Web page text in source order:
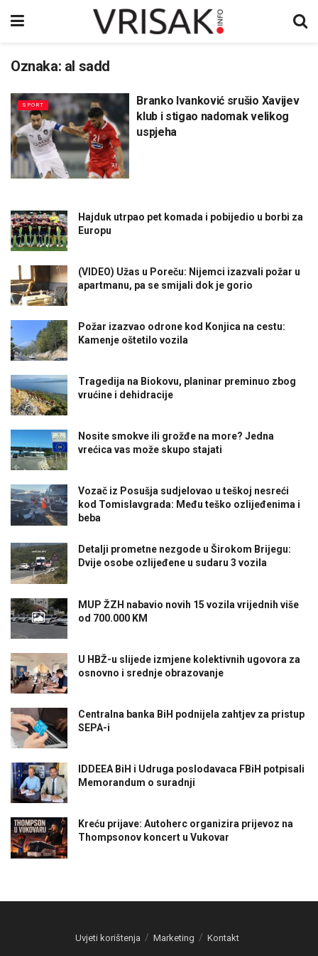
Oznaka: al sadd
SPORT
Branko Ivanković srušio Xavijev
klub i stigao nadomak velikog
uspjeha
Hajduk utrpao pet komada i pobijedio u borbi za
Europu
(VIDEO) Užas u Poreču: Nijemci izazvali požar u
apartmanu, pa se smijali dok je gorio
Požar izazvao odrone kod Konjica na cestu:
Kamenje oštetilo vozila
Tragedija na Biokovu, planinar preminuo zbog
vrućine i dehidracije
Nosite smokve ili grožđe na more? Jedna
vrećica vas može skupo stajati
Vozač iz Posušja sudjelovao u teškoj nesreći
kod Tomislavgrada: Među teško ozlijeđenima i
beba
Detalji prometne nezgode u Širokom Brijegu:
Dvije osobe ozlijeđene u sudaru 3 vozila
MUP ŽZH nabavio novih 15 vozila vrijednih više
od 700.000 KM
U HBŽ-u slijede izmjene kolektivnih ugovora za
osnovno i srednje obrazovanje
Centralna banka BiH podnijela zahtjev za pristup
SEPA-i
IDDEEA BiH i Udruga poslodavaca FBiH potpisali
Memorandum o suradnji
Kreću prijave: Autoherc organizira prijevoz na
Thompsonov koncert u Vukovar
Uvjeti korištenja Marketing Kontakt